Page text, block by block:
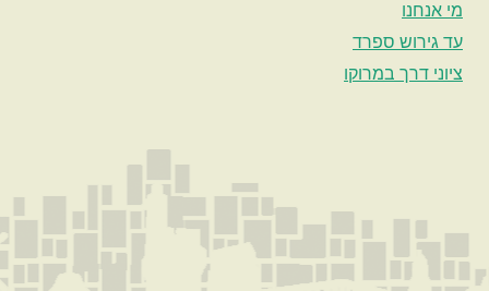
מי אנחנו
עד גירוש ספרד
ציוני דרך במרוקו